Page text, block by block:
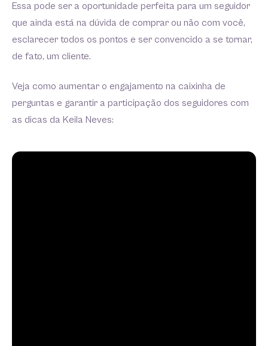
Essa pode ser a oportunidade perfeita para um seguidor
que ainda está na dúvida de comprar ou não com você,
esclarecer todos os pontos e ser convencido a se tornar,
de fato, um cliente.
Veja como aumentar o engajamento na caixinha de
perguntas e garantir a participação dos seguidores com
as dicas da Keila Neves: